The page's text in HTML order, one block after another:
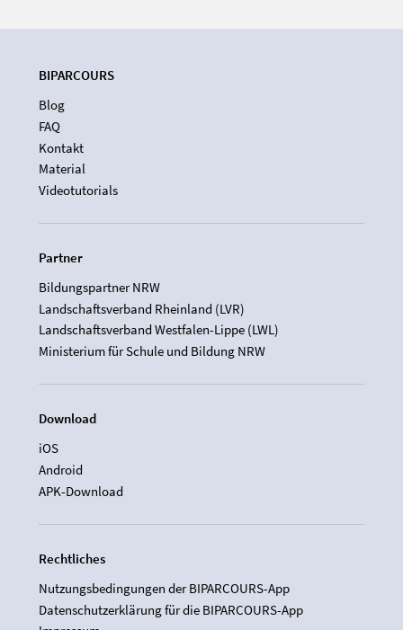
BIPARCOURS
Blog
FAQ
Kontakt
Material
Videotutorials
Partner
Bildungspartner NRW
Landschaftsverband Rheinland (LVR)
Landschaftsverband Westfalen-Lippe (LWL)
Ministerium für Schule und Bildung NRW
Download
iOS
Android
APK-Download
Rechtliches
Nutzungsbedingungen der BIPARCOURS-App
Datenschutzerklärung für die BIPARCOURS-App